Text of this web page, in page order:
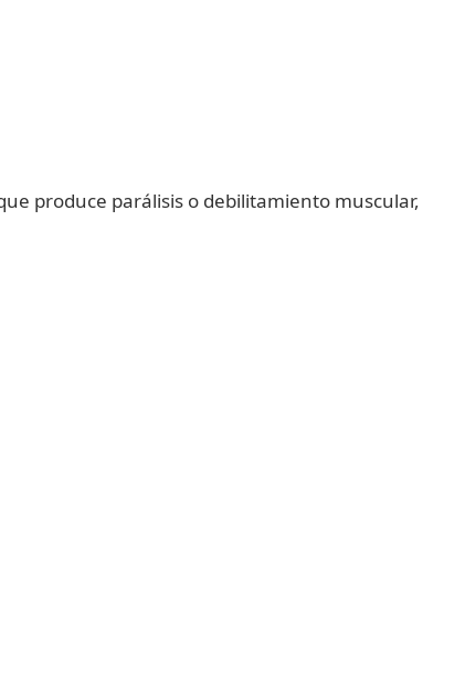
produce parálisis o debilitamiento muscular,